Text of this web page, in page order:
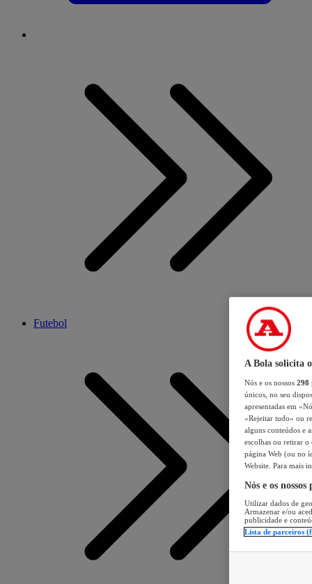
Futebol
A Bola solicita
Nós e os nossos 298
únicos, no seu
apresentadas em
«Rejeitar tudo» ou
alguns conteúdos e
escolhas ou retirar
página Web (ou no
Website. Para mais
Nós e os
Utilizar dados de
Armazenar e/ou
publicidade e
Lista de parceiros